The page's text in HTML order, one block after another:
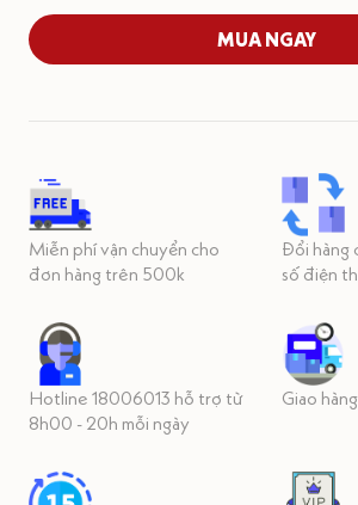
MUA NGAY
Miễn phí vận chuyển cho
đơn hàng trên 500k
Đổi hàng
số điện
Hotline 18006013 hỗ trợ từ
8h00 - 20h mỗi ngày
Giao